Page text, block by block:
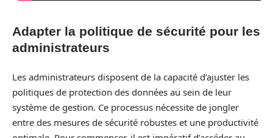
Adapter la politique de sécurité pour les
administrateurs
Les administrateurs disposent de la capacité d’ajuster les
politiques de protection des données au sein de leur
système de gestion. Ce processus nécessite de jongler
entre des mesures de sécurité robustes et une productivité